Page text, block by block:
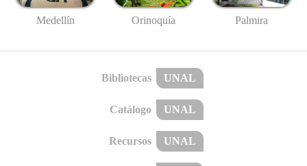
Medellín Orinoquía Palmira
Bibliotecas UNAL
Catálogo UNAL
Recursos UNAL